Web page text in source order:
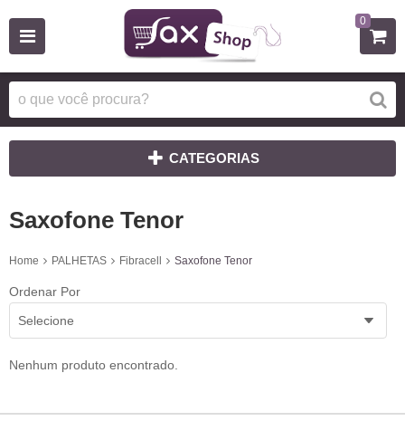
0
CATEGORIAS
Saxofone Tenor
Home PALHETAS Fibracell Saxofone Tenor
Ordenar Por
Selecione
Nenhum produto encontrado.